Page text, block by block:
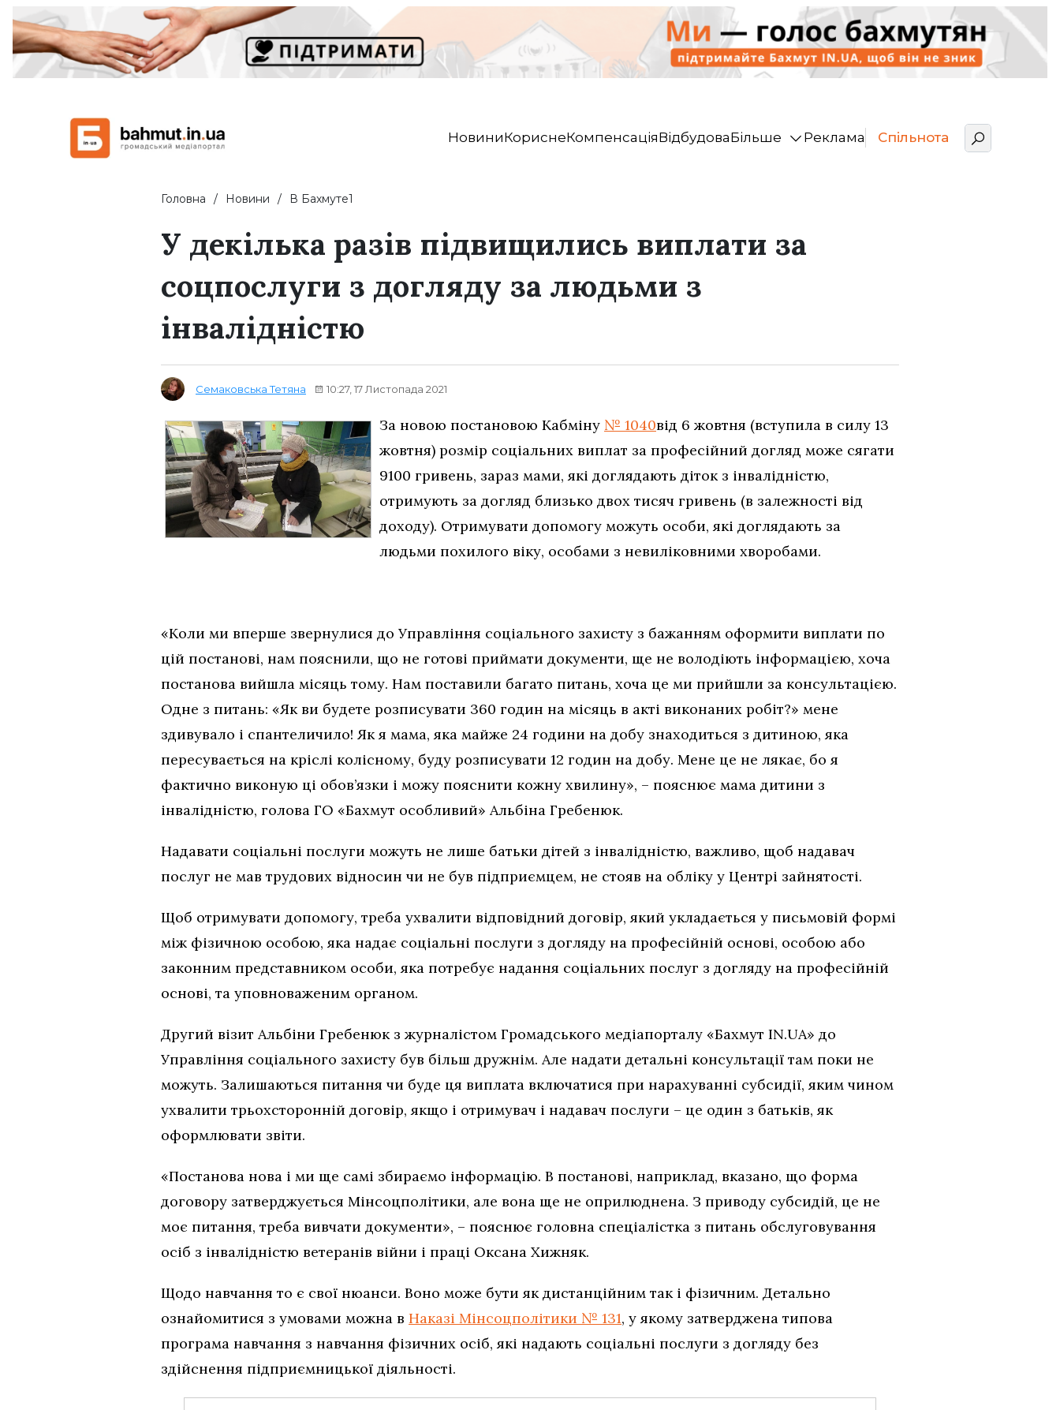
НовиниКориснеКомпенсаціяВідбудоваБільше Реклама Спільнота
Головна Новини В Бахмуте1
У декілька разів підвищились виплати за
соцпослуги з догляду за людьми з
інвалідністю
Семаковська Тетяна 10:27, 17 Листопада 2021
За новою постановою Кабміну № 1040від 6 жовтня (вступила в силу 13
жовтня) розмір соціальних виплат за професійний догляд може сягати
9100 гривень, зараз мами, які доглядають діток з інвалідністю,
отримують за догляд близько двох тисяч гривень (в залежності від
доходу). Отримувати допомогу можуть особи, які доглядають за
людьми похилого віку, особами з невиліковними хворобами.
«Коли ми вперше звернулися до Управління соціального захисту з бажанням оформити виплати по
цій постанові, нам пояснили, що не готові приймати документи, ще не володіють інформацією, хоча
постанова вийшла місяць тому. Нам поставили багато питань, хоча це ми прийшли за консультацією.
Одне з питань: «Як ви будете розписувати 360 годин на місяць в акті виконаних робіт?» мене
здивувало і спантеличило! Як я мама, яка майже 24 години на добу знаходиться з дитиною, яка
пересувається на кріслі колісному, буду розписувати 12 годин на добу. Мене це не лякає, бо я
фактично виконую ці обов’язки і можу пояснити кожну хвилину», – пояснює мама дитини з
інвалідністю, голова ГО «Бахмут особливий» Альбіна Гребенюк.
Надавати соціальні послуги можуть не лише батьки дітей з інвалідністю, важливо, щоб надавач
послуг не мав трудових відносин чи не був підприємцем, не стояв на обліку у Центрі зайнятості.
Щоб отримувати допомогу, треба ухвалити відповідний договір, який укладається у письмовій формі
між фізичною особою, яка надає соціальні послуги з догляду на професійній основі, особою або
законним представником особи, яка потребує надання соціальних послуг з догляду на професійній
основі, та уповноваженим органом.
Другий візит Альбіни Гребенюк з журналістом Громадського медіапорталу «Бахмут IN.UA» до
Управління соціального захисту був більш дружнім. Але надати детальні консультації там поки не
можуть. Залишаються питання чи буде ця виплата включатися при нарахуванні субсидії, яким чином
ухвалити трьохсторонній договір, якщо і отримувач і надавач послуги – це один з батьків, як
оформлювати звіти.
«Постанова нова і ми ще самі збираємо інформацію. В постанові, наприклад, вказано, що форма
договору затверджується Мінсоцполітики, але вона ще не оприлюднена. З приводу субсидій, це не
моє питання, треба вивчати документи», – пояснює головна спеціалістка з питань обслуговування
осіб з інвалідністю ветеранів війни і праці Оксана Хижняк.
Щодо навчання то є свої нюанси. Воно може бути як дистанційним так і фізичним. Детально
ознайомитися з умовами можна в Наказі Мінсоцполітики № 131, у якому затверджена типова
програма навчання з навчання фізичних осіб, які надають соціальні послуги з догляду без
здійснення підприємницької діяльності.